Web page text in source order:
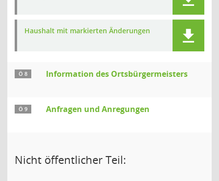
Haushalt mit markierten Änderungen
Ö 8 Information des Ortsbürgermeisters
Ö 9 Anfragen und Anregungen
Nicht öffentlicher Teil: